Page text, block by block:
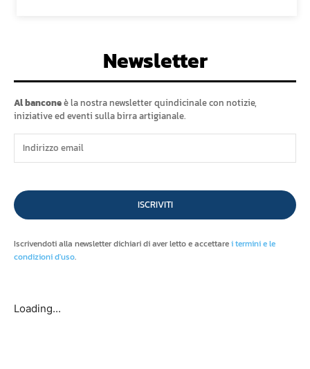
Newsletter
Al banconeè la nostra newsletter quindicinale con notizie,
iniziative ed eventi sulla birra artigianale.
ISCRIVITI
Iscrivendoti alla newsletter dichiari di aver letto e accettarei termini e le
condizioni d'uso.
Loading...